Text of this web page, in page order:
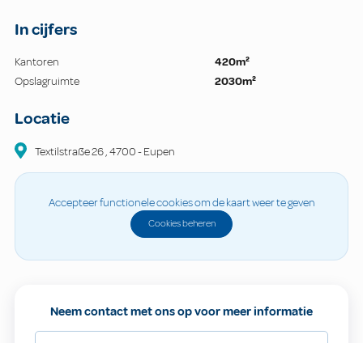
In cijfers
Kantoren
420m²
Opslagruimte
2030m²
Locatie
Textilstraße26,4700-Eupen
Accepteer functionele cookies om de kaart weer te geven
Cookies beheren
Neem contact met ons op voor meer informatie